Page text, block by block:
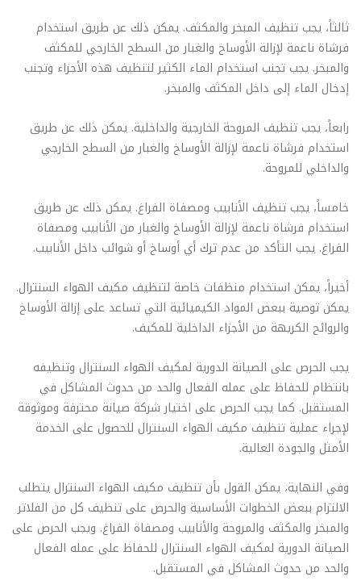
ثالثاً، يجب تنظيف المبخر والمكثف. يمكن ذلك عن طريق استخدام
فرشاة ناعمة لإزالة الأوساخ والغبار من السطح الخارجي للمكثف
والمبخر. يجب تجنب استخدام الماء الكثير لتنظيف هذه الأجزاء وتجنب
إدخال الماء إلى داخل المكثف والمبخر.
رابعاً، يجب تنظيف المروحة الخارجية والداخلية. يمكن ذلك عن طريق
استخدام فرشاة ناعمة لإزالة الأوساخ والغبار من السطح الخارجي
والداخلي للمروحة.
خامساً، يجب تنظيف الأنابيب ومصفاة الفراغ. يمكن ذلك عن طريق
استخدام فرشاة ناعمة لإزالة الأوساخ والغبار من الأنابيب ومصفاة
الفراغ. يجب التأكد من عدم ترك أي أوساخ أو شوائب داخل الأنابيب.
أخيراً، يمكن استخدام منظفات خاصة لتنظيف مكيف الهواء السنترال.
يمكن توصية ببعض المواد الكيميائية التي تساعد على إزالة الأوساخ
والروائح الكريهة من الأجزاء الداخلية للمكيف.
يجب الحرص على الصيانة الدورية لمكيف الهواء السنترال وتنظيفه
بانتظام للحفاظ على عمله الفعال والحد من حدوث المشاكل في
المستقبل. كما يجب الحرص على اختيار شركة صيانة محترفة وموثوقة
لإجراء عملية تنظيف مكيف الهواء السنترال للحصول على الخدمة
الأمثل والجودة العالية.
وفي النهاية، يمكن القول بأن تنظيف مكيف الهواء السنترال يتطلب
الالتزام ببعض الخطوات الأساسية والحرص على تنظيف كل من الفلاتر
والمبخر والمكثف والمروحة والأنابيب ومصفاة الفراغ. ويجب الحرص على
الصيانة الدورية لمكيف الهواء السنترال للحفاظ على عمله الفعال
والحد من حدوث المشاكل في المستقبل.